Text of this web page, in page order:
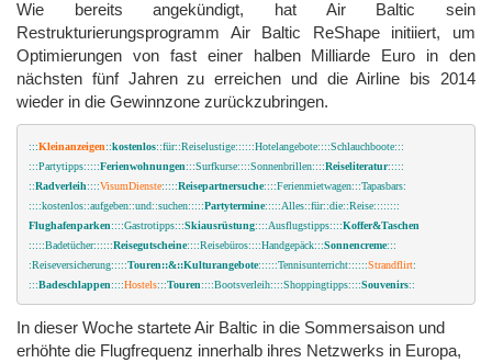
Wie bereits angekündigt, hat Air Baltic sein
Restrukturierungsprogramm Air Baltic ReShape initiiert, um
Optimierungen von fast einer halben Milliarde Euro in den
nächsten fünf Jahren zu erreichen und die Airline bis 2014
wieder in die Gewinnzone zurückzubringen.
:::Kleinanzeigen::kostenlos::für::Reiselustige::::::Hotelangebote::::Schlauchboote:::
:::Partytipps:::::Ferienwohnungen:::Surfkurse::::Sonnenbrillen::::Reiseliteratur:::::
::Radverleih::::VisumDienste:::::Reisepartnersuche::::Ferienmietwagen:::Tapasbars:
::::kostenlos::aufgeben::und::suchen:::::Partytermine:::::Alles::für::die::Reise::::::::
Flughafenparken::::Gastrotipps:::Skiausrüstung::::Ausflugstipps::::Koffer&Taschen
:::::Badetücher::::::Reisegutscheine::::Reisebüros::::Handgepäck:::Sonnencreme:::
:Reiseversicherung:::::Touren::&::Kulturangebote::::::Tennisunterricht::::::Strandflirt:
:::Badeschlappen::::Hostels:::Touren::::Bootsverleih::::Shoppingtipps::::Souvenirs::
In dieser Woche startete Air Baltic in die Sommersaison und
erhöhte die Flugfrequenz innerhalb ihres Netzwerks in Europa,